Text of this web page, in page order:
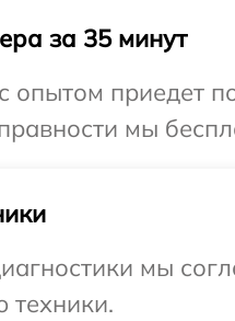
за 35 минут
опытом приедет
мы
мы
техники.